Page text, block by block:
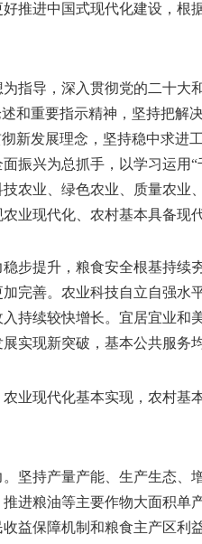
推进中国式现代化建设，根
指导，深入贯彻党的二十大
和重要指示精神，坚持把解
新发展理念，坚持稳中求进
振兴为总抓手，以学习运用
农业、绿色农业、质量农业
业现代化、农村基本具备现
步提升，粮食安全根基持
完善。农业科技自立自强水
持续较快增长。宜居宜业和
实现新突破，基本公共服务
业现代化基本实现，农村
坚持产量产能、生产生态、
进粮油等主要作物大面积单
益保障机制和粮食主产区利